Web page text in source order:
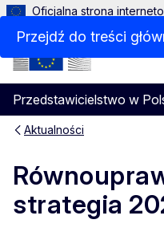
Przejdź do treści
Oficjalna strona
Przedstawicielstwo w
Menu
Aktualności
strategia